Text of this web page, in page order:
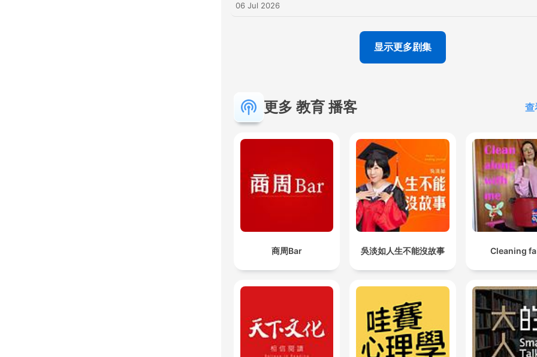
06 Jul 2026
显示更多剧集
更多 教育 播客 查
商周Bar 吳淡如人生不能沒故事 Cleaning